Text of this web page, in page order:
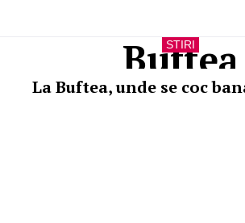
Buftea
STIRI
La Buftea, unde se coc